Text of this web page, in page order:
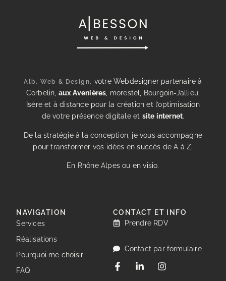
Alb, Web & Design, votre Webdesigner partenaire à
Corbelin, aux Avenières, morestel, Bourgoin-Jallieu,
Isère et à distance pour la création et l’optimisation
de votre présence digitale et site internet.
De la stratégie à la conception, je vous accompagne
pour transformer vos idées en succès de A à Z.
En Rhône Alpes ou en visio.
NAVIGATION
Services
Réalisations
Pourquoi me choisir
FAQ
CONTACT ET INFO
Prendre RDV
Contact par formulaire